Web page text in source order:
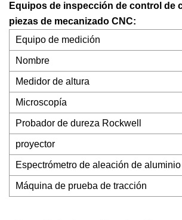
Equipos de inspección de control de
piezas de mecanizado CNC:
Equipo de medición
Nombre
Medidor de altura
Microscopía
Probador de dureza Rockwell
proyector
Espectrómetro de aleación de aluminio
Máquina de prueba de tracción